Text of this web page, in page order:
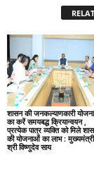
शासन की जनकल्याणकारी
का करें समयबद्ध क्रियान्वयन ,
प्रत्येक पात्र व्यक्ति को मिले
की योजनाओं का लाभ : मुख्यमंत्री
श्री विष्णुदेव साय